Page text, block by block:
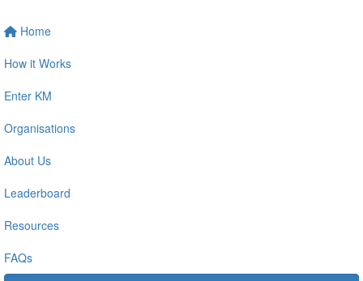
Home
How it Works
Enter KM
Organisations
About Us
Leaderboard
Resources
FAQs